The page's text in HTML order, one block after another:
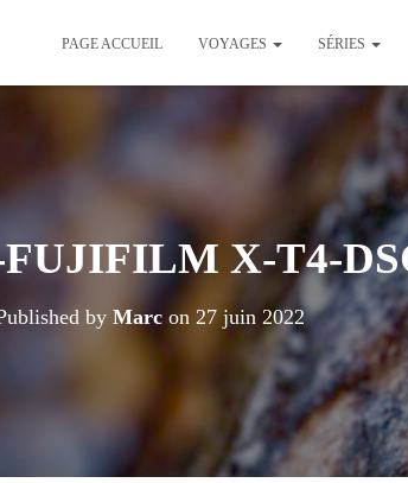
PAGE ACCUEIL VOYAGES SÉRIES
X-T4-
by Marcon 27 juin 2022